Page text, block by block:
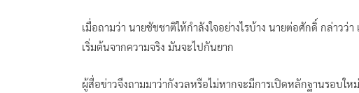
เมื่อถามว่า นายชัชชาติให้กำลังใจอย่างไรบ้าง นายต่อศักดิ์ กล่าวว่
เริ่มต้นจากความจริง มันจะไปกันยาก
ผู้สื่อข่าวจึงถามมาว่ากังวลหรือไม่หากจะมีการเปิดหลักฐานรอบ